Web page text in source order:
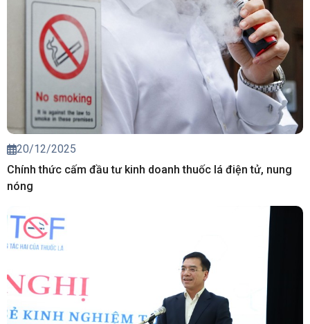
20/12/2025
Chính thức cấm đầu tư kinh doanh thuốc lá điện tử, nung
nóng